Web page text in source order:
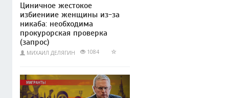
Циничное жестокое
избиениие женщины из-за
никаба: необходима
прокурорская проверка
(запрос)
МИХАИЛ ДЕЛЯГИН 1084